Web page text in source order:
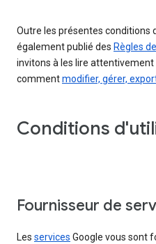
Outre les présentes conditions
également publié des Règles
invitons à les lire
commentmodifier, gérer,
Conditions
Fournisseur de
Les services Google vous sont